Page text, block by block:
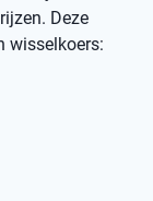
Deze
wisselkoers: